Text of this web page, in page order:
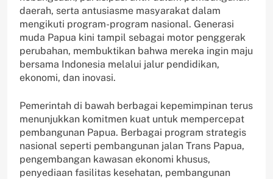
daerah, serta antusiasme masyarakat dalam
mengikuti program-program nasional. Generasi
muda Papua kini tampil sebagai motor penggerak
perubahan, membuktikan bahwa mereka ingin maju
bersama Indonesia melalui jalur pendidikan,
ekonomi, dan inovasi.
Pemerintah di bawah berbagai kepemimpinan terus
menunjukkan komitmen kuat untuk mempercepat
pembangunan Papua. Berbagai program strategis
nasional seperti pembangunan jalan Trans Papua,
pengembangan kawasan ekonomi khusus,
penyediaan fasilitas kesehatan, pembangunan